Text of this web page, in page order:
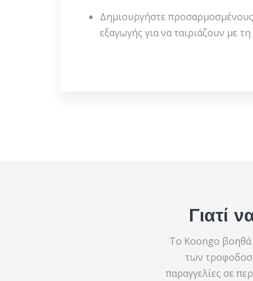
Δημιουργήστε προσαρμοσμένους
εξαγωγής για να ταιριάζουν με
Γιατί
Το Koongo βοηθά
των
παραγγελίες σε